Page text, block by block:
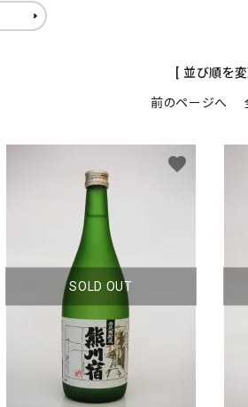
[ 並び順を
前のページへ
SOLD OUT
favorite